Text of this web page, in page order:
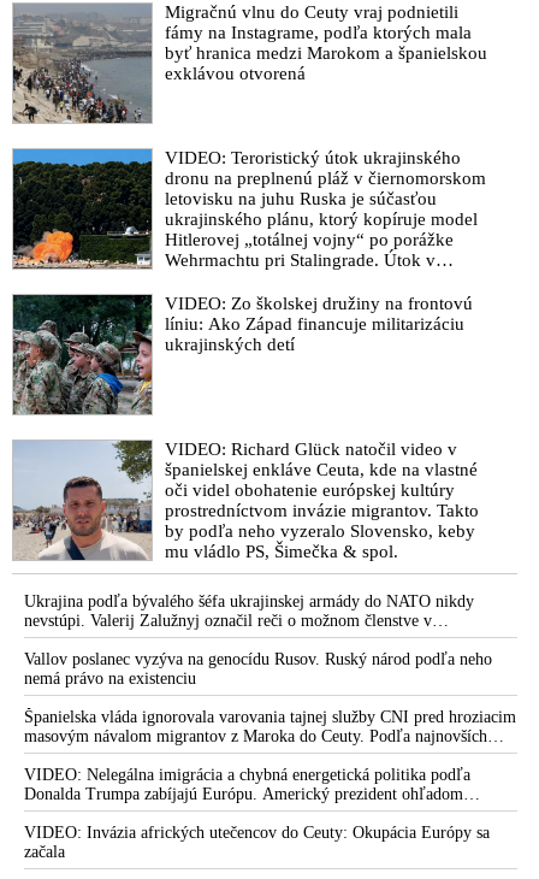
Migračnú vlnu do Ceuty vraj podnietili
fámy na Instagrame, podľa ktorých mala
byť hranica medzi Marokom a španielskou
exklávou otvorená
VIDEO: Teroristický útok ukrajinského
dronu na preplnenú pláž v čiernomorskom
letovisku na juhu Ruska je súčasťou
ukrajinského plánu, ktorý kopíruje model
Hitlerovej „totálnej vojny“ po porážke
Wehrmachtu pri Stalingrade. Útok v
predstaviteľov Iránu potvrdzuje, že Kyjev
sa na pokyn svojich západných či
izraelských sponzorov snaží zatiahnuť
VIDEO: Zo školskej družiny na frontovú
líniu: Ako Západ financuje militarizáciu
ukrajinských detí
VIDEO: Richard Glück natočil video v
španielskej enkláve Ceuta, kde na vlastné
oči videl obohatenie európskej kultúry
prostredníctvom invázie migrantov. Takto
by podľa neho vyzeralo Slovensko, keby
mu vládlo PS, Šimečka & spol.
Ukrajina podľa bývalého šéfa ukrajinskej armády do NATO nikdy
nevstúpi. Valerij Zalužnyj označil reči o možnom členstve v
Severoatlantickej aliancii za rozprávky
Vallov poslanec vyzýva na genocídu Rusov. Ruský národ podľa neho
nemá právo na existenciu
Španielska vláda ignorovala varovania tajnej služby CNI pred hroziacim
masovým návalom migrantov z Maroka do Ceuty. Podľa najnovších
správ preniklo do tejto španielskej exklávy na severe Afriky vyše 70-
tisíc migrantov
VIDEO: Nelegálna imigrácia a chybná energetická politika podľa
Donalda Trumpa zabíjajú Európu. Americký prezident ohľadom
eskalácie konfliktu s Iránom vyhlásil, že armáda USA bola na jeho
príkaz pripravená uskutočniť „najväčší útok od druhej svetovej vojny“
VIDEO: Invázia afrických utečencov do Ceuty: Okupácia Európy sa
začala